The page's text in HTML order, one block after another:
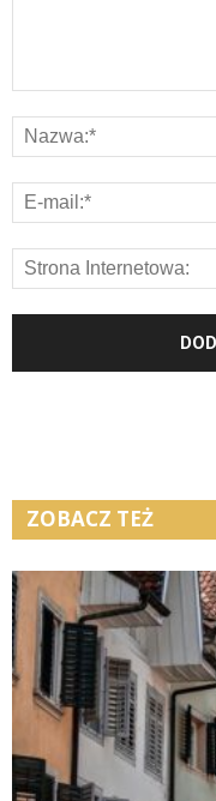
ZOBACZ TEŻ